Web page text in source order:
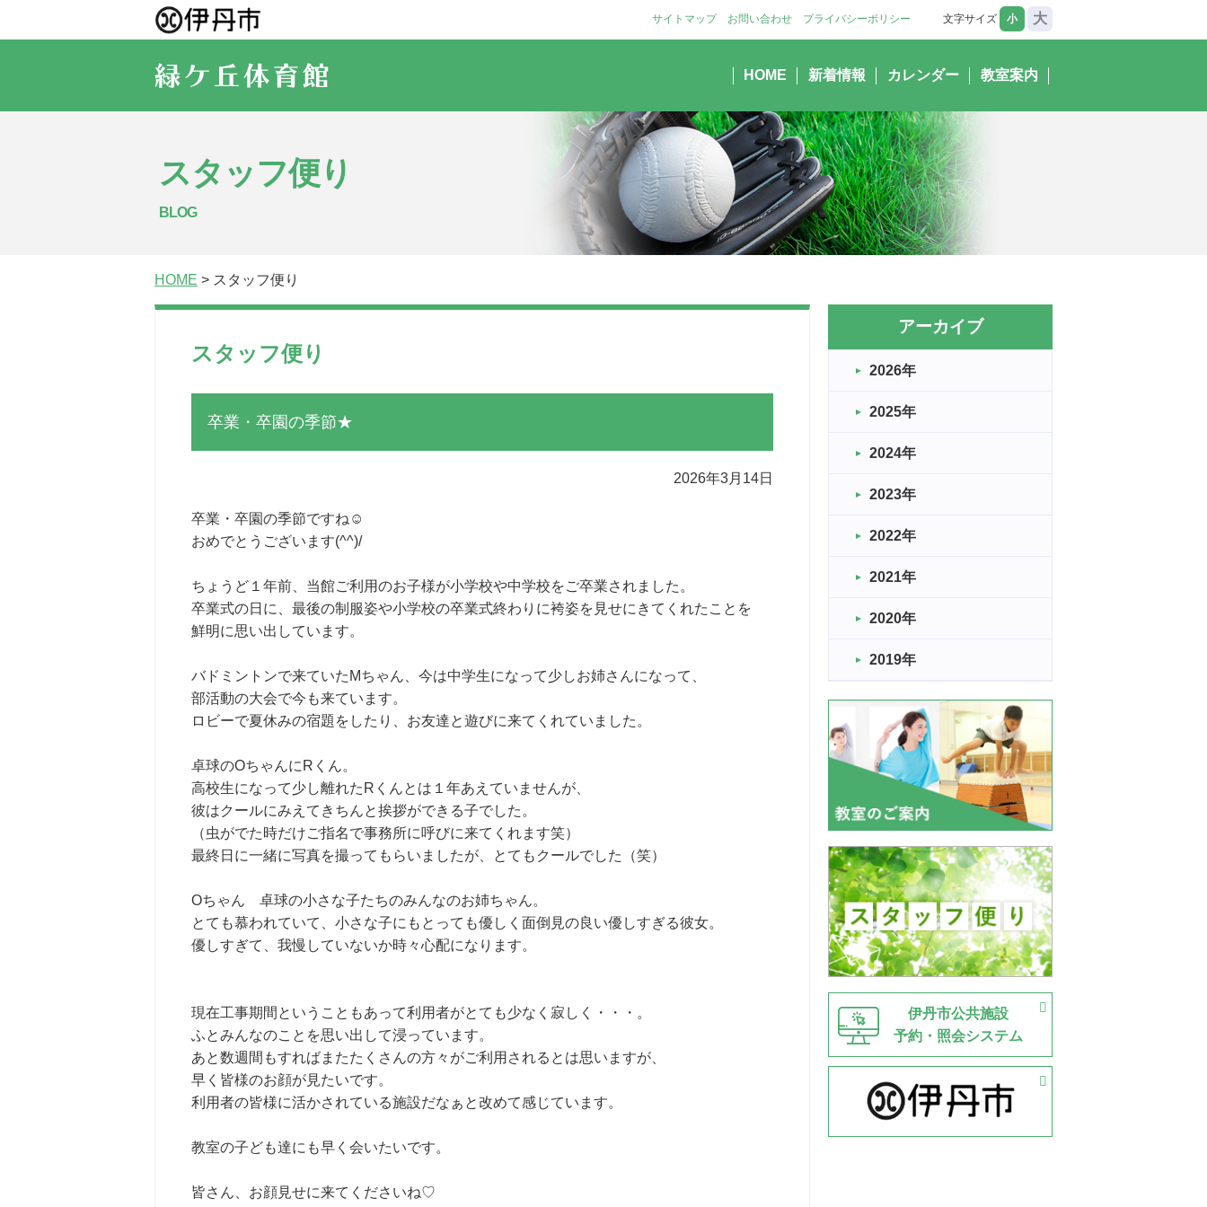
サイトマップ お問い合わせ プライバシーポリシー
HOME 新着情報 カレンダー 教室案内
文字サイズ 小 大
スタッフ便り
BLOG
HOME > スタッフ便り
スタッフ便り
卒業・卒園の季節★
2026年3月14日
卒業・卒園の季節ですね☺
おめでとうございます(^^)/
ちょうど１年前、当館ご利用のお子様が小学校や中学校をご卒業されました。
卒業式の日に、最後の制服姿や小学校の卒業式終わりに袴姿を見せにきてくれたことを
鮮明に思い出しています。
バドミントンで来ていたMちゃん、今は中学生になって少しお姉さんになって、
部活動の大会で今も来ています。
ロビーで夏休みの宿題をしたり、お友達と遊びに来てくれていました。
卓球のOちゃんにRくん。
高校生になって少し離れたRくんとは１年あえていませんが、
彼はクールにみえてきちんと挨拶ができる子でした。
（虫がでた時だけご指名で事務所に呼びに来てくれます笑）
最終日に一緒に写真を撮ってもらいましたが、とてもクールでした（笑）
Oちゃん 卓球の小さな子たちのみんなのお姉ちゃん。
とても慕われていて、小さな子にもとっても優しく面倒見の良い優しすぎる彼女。
優しすぎて、我慢していないか時々心配になります。
現在工事期間ということもあって利用者がとても少なく寂しく・・・。
ふとみんなのことを思い出して浸っています。
あと数週間もすればまたたくさんの方々がご利用されるとは思いますが、
早く皆様のお顔が見たいです。
利用者の皆様に活かされている施設だなぁと改めて感じています。
教室の子ども達にも早く会いたいです。
皆さん、お顔見せに来てくださいね♡
アーカイブ
2026年
2025年
2024年
2023年
2022年
2021年
2020年
2019年
伊丹市公共施設
予約・照会システム